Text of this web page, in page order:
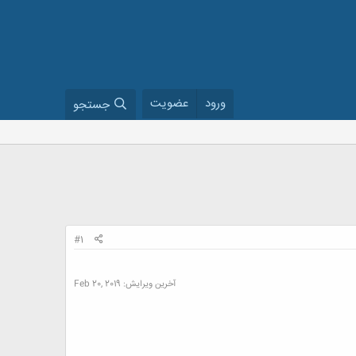
ورود عضویت جستجو
#1
آخرین ویرایش: Feb 20, 2019